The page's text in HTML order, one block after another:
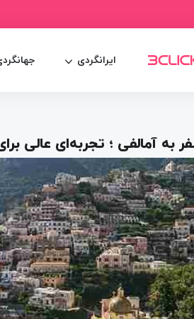
ایرانگردی
به آمالفی ؛ تجربه‌ای عالی